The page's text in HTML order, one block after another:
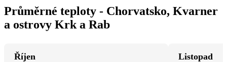
Průměrné teploty - Chorvatsko, Kvarner
a ostrovy Krk a Rab
Říjen
Listopad